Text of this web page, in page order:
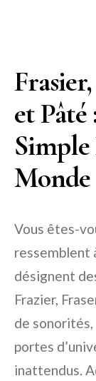
et Pâté
Monde
Vous êtes-
ressemblent
désignent
Frazier,
de
portes
inattendus.